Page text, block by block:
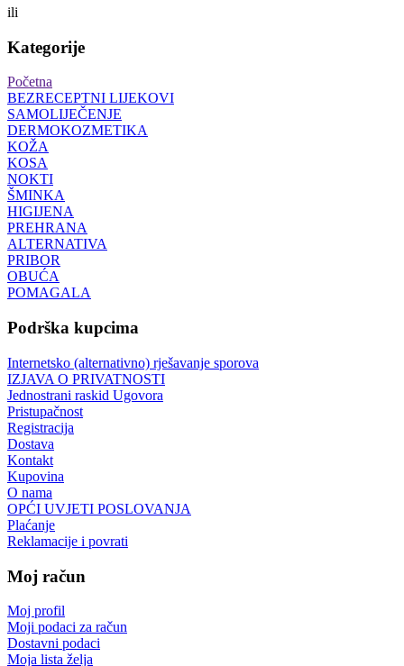
ili
Kategorije
Početna
BEZRECEPTNI LIJEKOVI
SAMOLIJEČENJE
DERMOKOZMETIKA
KOŽA
KOSA
NOKTI
ŠMINKA
HIGIJENA
PREHRANA
ALTERNATIVA
PRIBOR
OBUĆA
POMAGALA
Podrška kupcima
Internetsko (alternativno) rješavanje sporova
IZJAVA O PRIVATNOSTI
Jednostrani raskid Ugovora
Pristupačnost
Registracija
Dostava
Kontakt
Kupovina
O nama
OPĆI UVJETI POSLOVANJA
Plaćanje
Reklamacije i povrati
Moj račun
Moj profil
Moji podaci za račun
Dostavni podaci
Moja lista želja